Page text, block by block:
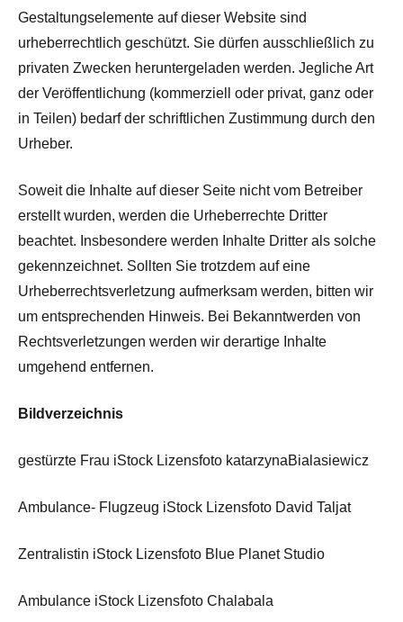
Gestaltungselemente auf dieser Website sind
urheberrechtlich geschützt. Sie dürfen ausschließlich zu
privaten Zwecken heruntergeladen werden. Jegliche Art
der Veröffentlichung (kommerziell oder privat, ganz oder
in Teilen) bedarf der schriftlichen Zustimmung durch den
Urheber.
Soweit die Inhalte auf dieser Seite nicht vom Betreiber
erstellt wurden, werden die Urheberrechte Dritter
beachtet. Insbesondere werden Inhalte Dritter als solche
gekennzeichnet. Sollten Sie trotzdem auf eine
Urheberrechtsverletzung aufmerksam werden, bitten wir
um entsprechenden Hinweis. Bei Bekanntwerden von
Rechtsverletzungen werden wir derartige Inhalte
umgehend entfernen.
Bildverzeichnis
gestürzte Frau iStock Lizensfoto katarzynaBialasiewicz
Ambulance- Flugzeug iStock Lizensfoto David Taljat
Zentralistin iStock Lizensfoto Blue Planet Studio
Ambulance iStock Lizensfoto Chalabala